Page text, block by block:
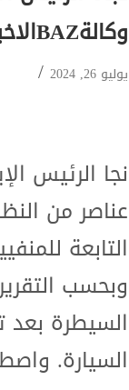
وكالةBAZالاخبارية
يوليو 26, 2024
نجا الرئيس
عناصر من
التابعة
وبحسب
السيطرة
السيارة.